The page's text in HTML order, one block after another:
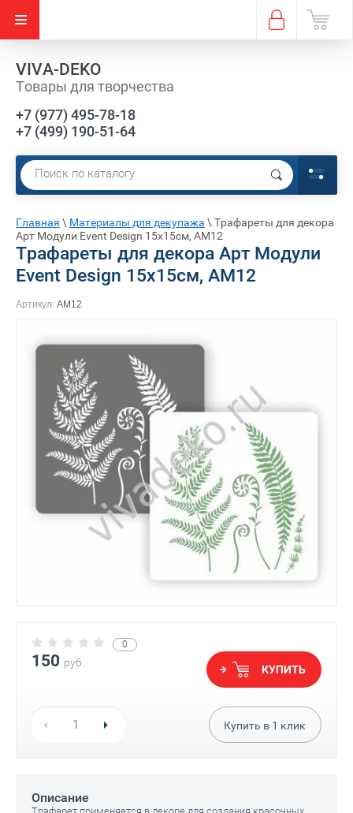
VIVA-DEKO
Товары для творчества
+7 (977) 495-78-18
+7 (499) 190-51-64
Главная \ Материалы для декупажа \ Трафареты для декора
Арт Модули Event Design 15х15см, АМ12
Трафареты для декора Арт Модули
Event Design 15х15см, АМ12
Артикул: АМ12
0
150 руб.
КУПИТЬ
Купить в 1 клик
Описание